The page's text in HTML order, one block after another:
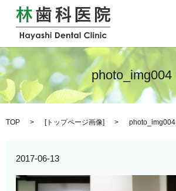
photo_img004
TOP [トップページ画像] photo_img004
2017-06-13